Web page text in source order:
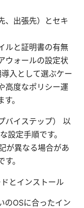
、出張先）とセキ
ルと証明書の有無
ウォールの設定状
入として選ぶケー
高度なポリシー運
。
バイステップ） 以
設定手順です。
が異なる場合があ
。
とインストール
のOSに合ったイン